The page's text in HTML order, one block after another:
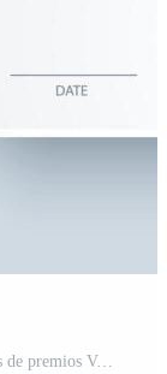
certificado creativo mejor conjunto de plantillas de premios Vector Gratis